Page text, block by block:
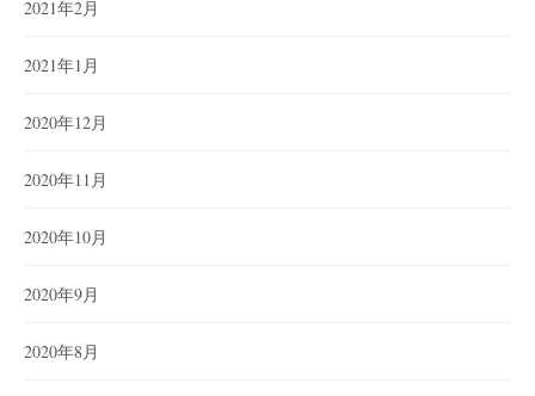
2021年2月
2021年1月
2020年12月
2020年11月
2020年10月
2020年9月
2020年8月